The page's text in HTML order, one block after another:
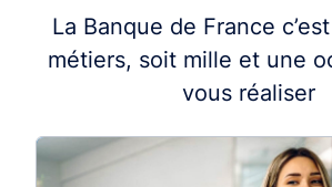
La Banque de France
métiers, soit mille et une
vous réaliser